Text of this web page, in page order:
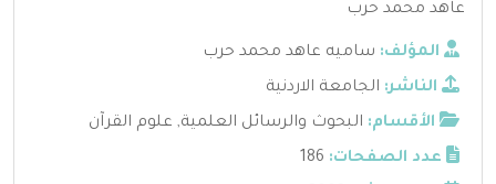
عاهد محمد حرب
المؤلف: ساميه عاهد محمد حرب
الناشر: الجامعة الاردنية
الأقسام: البحوث والرسائل العلمية, علوم القرآن
عدد الصفحات: 186